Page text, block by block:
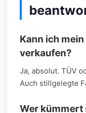
Kann ich
verkaufen?
Ja, absolut. TÜV
Auch stillgelegte
Wer kümmert